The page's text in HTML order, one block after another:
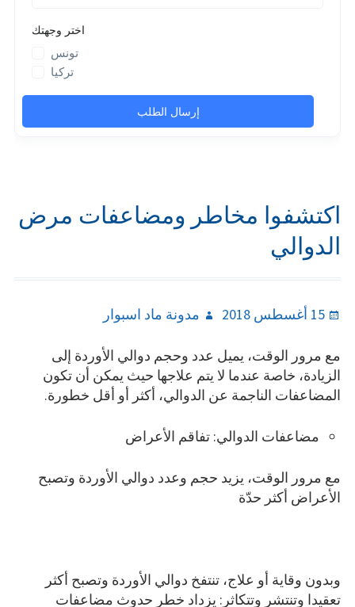
اكتشفوا مخاطر ومضاعفات مرض
الدوالي
Posted
15 أغسطس 2018 Author
مدونة ماد اسبوار
مع مرور الوقت، يميل عدد وحجم دوالي الأوردة إلى
الزيادة، خاصة عندما لا يتم علاجها حيث يمكن أن تكون
المضاعفات الناجمة عن الدوالي، أكثر أو أقل خطورة.
مضاعفات الدوالي: تفاقم الأعراض
مع مرور الوقت، يزيد حجم وعدد دوالي الأوردة وتصبح
الأعراض أكثر حدّة
وبدون وقاية أو علاج، تنتفخ دوالي الأوردة وتصبح أكثر
تعقيدا وتنتشر وتتكاثر: يزداد خطر حدوث مضاعفات